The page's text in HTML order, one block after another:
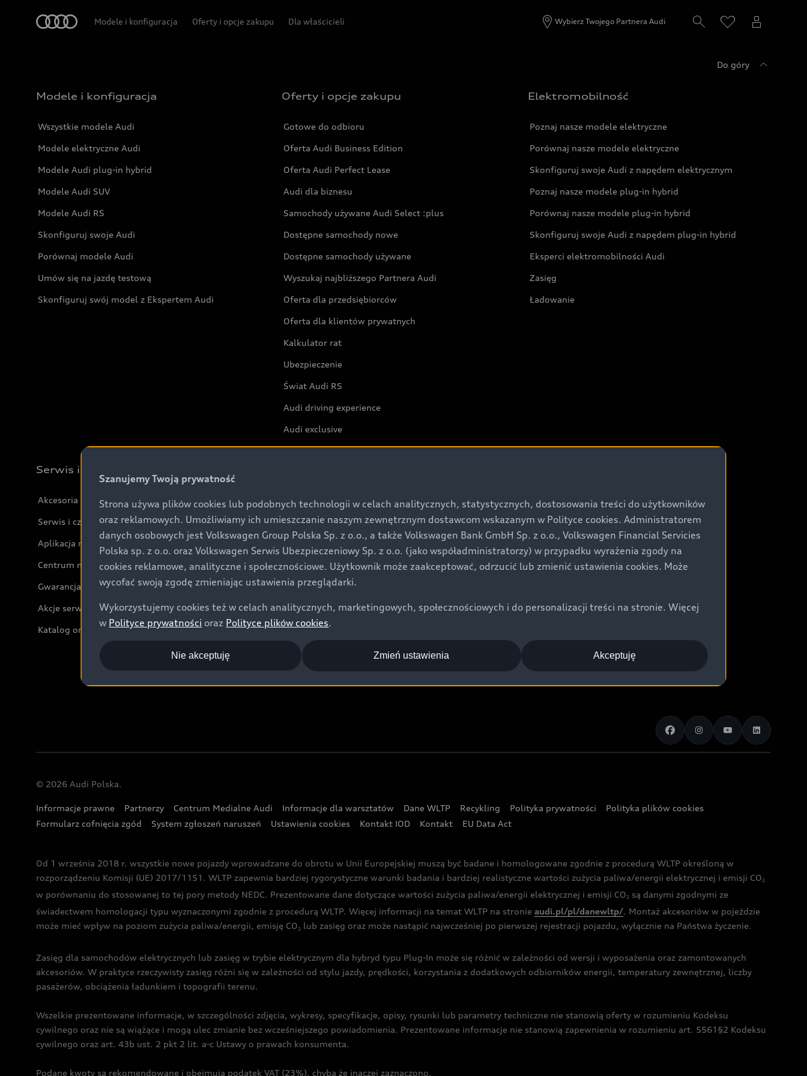
Modele i konfiguracja Oferty i opcje zakupu Dla właścicieli Wybierz Twojego Partnera Audi
Do góry
Modele i konfiguracja
Wszystkie modele Audi
Modele elektryczne Audi
Modele Audi plug-in hybrid
Modele Audi SUV
Modele Audi RS
Skonfiguruj swoje Audi
Porównaj modele Audi
Umów się na jazdę testową
Skonfiguruj swój model z Ekspertem Audi
Oferty i opcje zakupu
Gotowe do odbioru
Oferta Audi Business Edition
Oferta Audi Perfect Lease
Audi dla biznesu
Samochody używane Audi Select :plus
Dostępne samochody nowe
Dostępne samochody używane
Wyszukaj najbliższego Partnera Audi
Oferta dla przedsiębiorców
Oferta dla klientów prywatnych
Kalkulator rat
Ubezpieczenie
Świat Audi RS
Audi driving experience
Audi exclusive
Elektromobilność
Poznaj nasze modele elektryczne
Porównaj nasze modele elektryczne
Skonfiguruj swoje Audi z napędem elektrycznym
Poznaj nasze modele plug-in hybrid
Porównaj nasze modele plug-in hybrid
Skonfiguruj swoje Audi z napędem plug-in hybrid
Eksperci elektromobilności Audi
Zasięg
Ładowanie
Serwis i akcesoria
Akcesoria
Serwis i części
Aplikacja myAudi i usługi cyfrowe
Centrum napraw powypadkowych
Gwarancja
Akcje serwisowe Audi
Katalog online akcesoriów
Aktualności i historie postępu
Audi Revolut F1® Team
Audi Nuvolari
Audi Sport Festiwal
Audi i Muzeum Sztuki Nowoczesnej w Warszawie
Audi driving experience
Audi quattro Cup
Audi i Puchar Świata w Skokach Narciarskich w
Zakopanem
© 2026 Audi Polska.
Informacje prawne Partnerzy Centrum Medialne Audi Informacje dla warsztatów Dane WLTP Recykling Polityka prywatności
Polityka plików cookies
Formularz cofnięcia zgód
System zgłoszeń naruszeń Ustawienia cookies Kontakt IOD Kontakt EU Data Act
Od 1 września 2018 r. wszystkie nowe pojazdy wprowadzane do obrotu w Unii Europejskiej muszą być badane i homologowane zgodnie z procedurą WLTP określoną w
rozporządzeniu Komisji (UE) 2017/1151. WLTP zapewnia bardziej rygorystyczne warunki badania i bardziej realistyczne wartości zużycia paliwa/energii elektrycznej i emisji CO2
w porównaniu do stosowanej to tej pory metody NEDC. Prezentowane dane dotyczące wartości zużycia paliwa/energii elektrycznej i emisji CO2 są danymi zgodnymi ze
świadectwem homologacji typu wyznaczonymi zgodnie z procedurą WLTP. Więcej informacji na temat WLTP na stronie audi.pl/pl/danewltp/. Montaż akcesoriów w pojeździe
może mieć wpływ na poziom zużycia paliwa/energii, emisję CO 2 lub zasięg oraz może nastąpić najwcześniej po pierwszej rejestracji pojazdu, wyłącznie na Państwa życzenie.
Zasięg dla samochodów elektrycznych lub zasięg w trybie elektrycznym dla hybryd typu Plug-In może się różnić w zależności od wersji i wyposażenia oraz zamontowanych
akcesoriów. W praktyce rzeczywisty zasięg różni się w zależności od stylu jazdy, prędkości, korzystania z dodatkowych odbiorników energii, temperatury zewnętrznej, liczby
pasażerów, obciążenia ładunkiem i topografii terenu.
Wszelkie prezentowane informacje, w szczególności zdjęcia, wykresy, specyfikacje, opisy, rysunki lub parametry techniczne nie stanowią oferty w rozumieniu Kodeksu
cywilnego oraz nie są wiążące i mogą ulec zmianie bez wcześniejszego powiadomienia. Prezentowane informacje nie stanowią zapewnienia w rozumieniu art. 5561§2 Kodeksu
cywilnego oraz art. 43b ust. 2 pkt 2 lit. a-c Ustawy o prawach konsumenta.
Podane kwoty są rekomendowane i obejmują podatek VAT (23%), chyba że inaczej zaznaczono.
Szanujemy Twoją prywatność
Strona używa plików cookies lub podobnych technologii w celach analitycznych, statystycznych, dostosowania treści do użytkowników
oraz reklamowych. Umożliwiamy ich umieszczanie naszym zewnętrznym dostawcom wskazanym w Polityce cookies. Administratorem
danych osobowych jest Volkswagen Group Polska Sp. z o.o., a także Volkswagen Bank GmbH Sp. z o.o., Volkswagen Financial Servicies
Polska sp. z o.o. oraz Volkswagen Serwis Ubezpieczeniowy Sp. z o.o. (jako współadministratorzy) w przypadku wyrażenia zgody na
cookies reklamowe, analityczne i społecznościowe. Użytkownik może zaakceptować, odrzucić lub zmienić ustawienia cookies. Może
wycofać swoją zgodę zmieniając ustawienia przeglądarki.
Wykorzystujemy cookies też w celach analitycznych, marketingowych, społecznościowych i do personalizacji treści na stronie. Więcej
w Polityce prywatności oraz Polityce plików cookies.
Akceptuję
Nie akceptuję Zmień ustawienia